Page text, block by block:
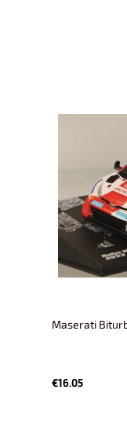
Maserati
€16.05